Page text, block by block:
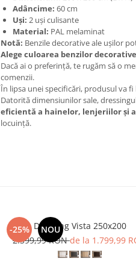
Adâncime: 60 cm
Uși: 2 uși culisante
Material: PAL melaminat
Notă: Benzile decorative ale ușilor
Alege culoarea benzilor
Dacă ai o preferință, te rugăm să o
comenzii.
În lipsa unei specificări, produsul va
Datorită dimensiunilor sale,
eficientă a hainelor, lenjeriilor și
locuință.
-25% NOU
Dressing Vista 250x200
2.399,99 RONde la 1.799,99